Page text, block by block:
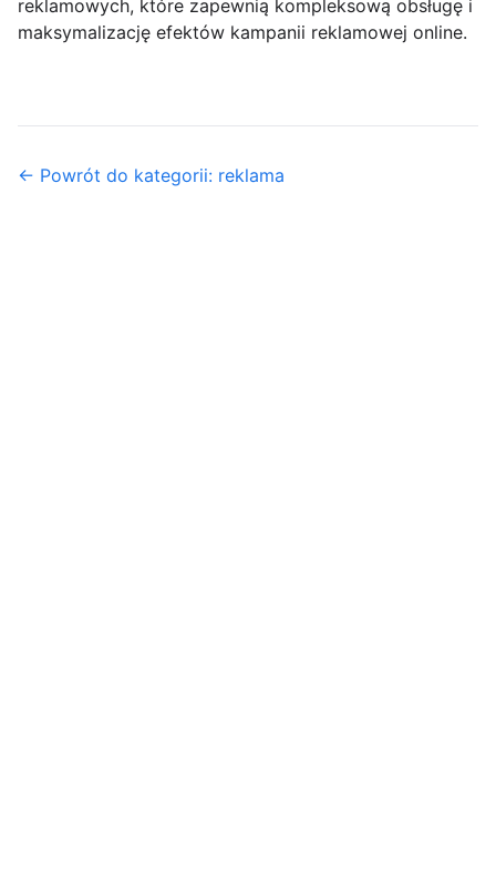
reklamowych, które zapewnią kompleksową obsługę i
maksymalizację efektów kampanii reklamowej online.
← Powrót do kategorii: reklama